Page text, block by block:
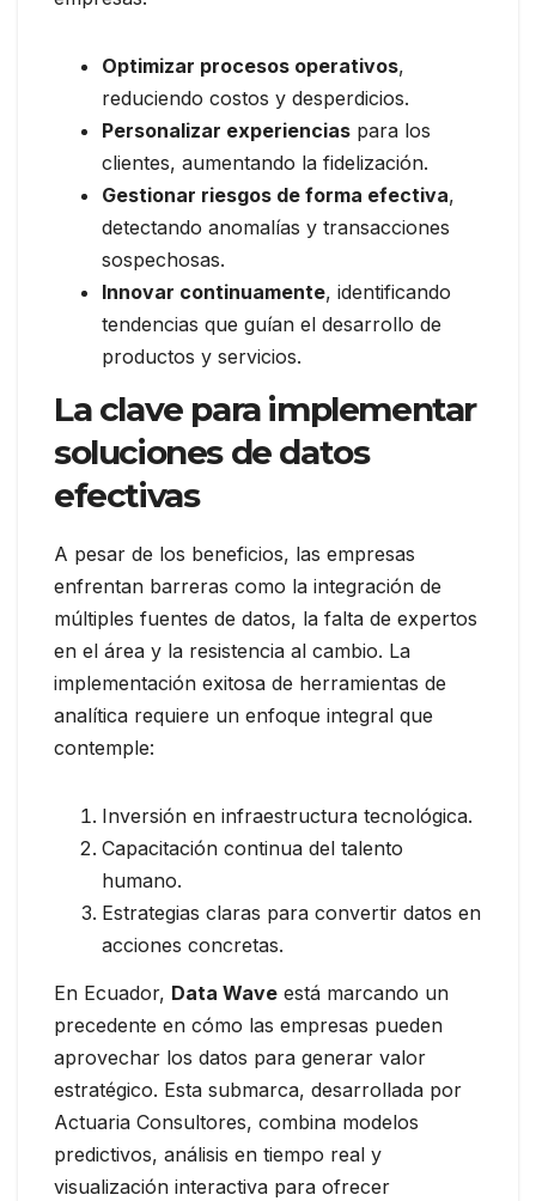
Optimizar procesos operativos,
reduciendo costos y desperdicios.
Personalizar experiencias para los
clientes, aumentando la fidelización.
Gestionar riesgos de forma efectiva,
detectando anomalías y transacciones
sospechosas.
Innovar continuamente, identificando
tendencias que guían el desarrollo de
productos y servicios.
La clave para implementar
soluciones de datos
efectivas
A pesar de los beneficios, las empresas
enfrentan barreras como la integración de
múltiples fuentes de datos, la falta de expertos
en el área y la resistencia al cambio. La
implementación exitosa de herramientas de
analítica requiere un enfoque integral que
contemple:
Inversión en infraestructura tecnológica.
Capacitación continua del talento
humano.
Estrategias claras para convertir datos en
acciones concretas.
En Ecuador, Data Wave está marcando un
precedente en cómo las empresas pueden
aprovechar los datos para generar valor
estratégico. Esta submarca, desarrollada por
Actuaria Consultores, combina modelos
predictivos, análisis en tiempo real y
visualización interactiva para ofrecer